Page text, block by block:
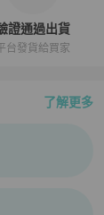
證通過出貨
台發貨給買家
了解更多